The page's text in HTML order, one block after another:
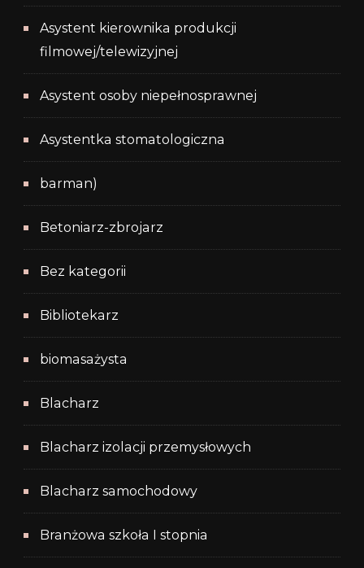
Asystent kierownika produkcji
filmowej/telewizyjnej
Asystent osoby niepełnosprawnej
Asystentka stomatologiczna
barman)
Betoniarz-zbrojarz
Bez kategorii
Bibliotekarz
biomasażysta
Blacharz
Blacharz izolacji przemysłowych
Blacharz samochodowy
Branżowa szkoła I stopnia